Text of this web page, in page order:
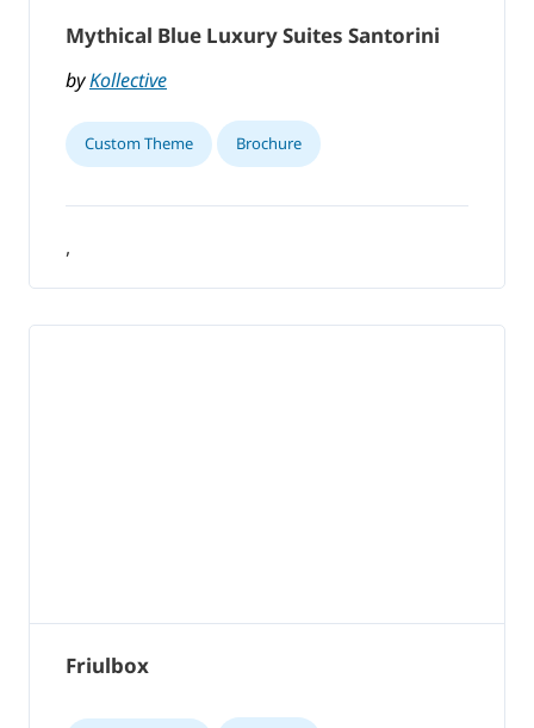
Mythical Blue Luxury Suites Santorini
byKollective
Custom Theme Brochure
,
Friulbox